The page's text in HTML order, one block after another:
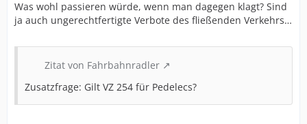
Was wohl passieren würde, wenn man dagegen klagt? Sind
ja auch ungerechtfertigte Verbote des fließenden Verkehrs…
Zitat von Fahrbahnradler
Zusatzfrage: Gilt VZ 254 für Pedelecs?